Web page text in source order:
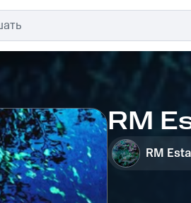
RM
RM